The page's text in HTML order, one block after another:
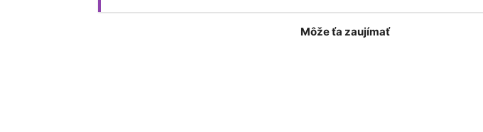
Môže ťa zaujímať